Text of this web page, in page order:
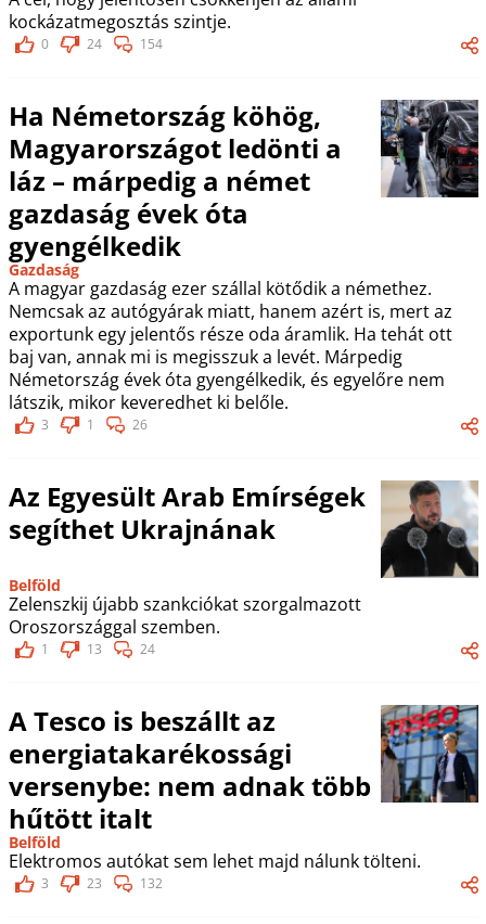
kockázatmegosztás szintje.
0 24 154
Ha Németország köhög,
Magyarországot ledönti a
láz – márpedig a német
gazdaság évek óta
gyengélkedik
Gazdaság
A magyar gazdaság ezer szállal kötődik a némethez.
Nemcsak az autógyárak miatt, hanem azért is, mert az
exportunk egy jelentős része oda áramlik. Ha tehát ott
baj van, annak mi is megisszuk a levét. Márpedig
Németország évek óta gyengélkedik, és egyelőre nem
látszik, mikor keveredhet ki belőle.
3 1 26
Az Egyesült Arab Emírségek
segíthet Ukrajnának
Belföld
Zelenszkij újabb szankciókat szorgalmazott
Oroszországgal szemben.
1 13 24
A Tesco is beszállt az
energiatakarékossági
versenybe: nem adnak több
hűtött italt
Belföld
Elektromos autókat sem lehet majd nálunk tölteni.
3 23 132